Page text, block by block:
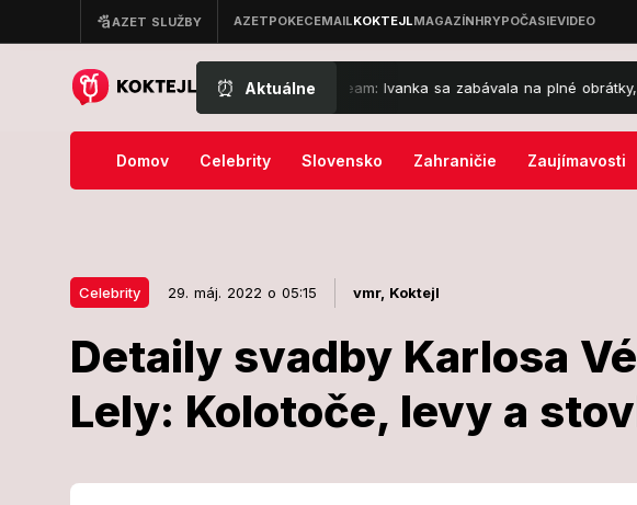
⏰ Aktuálne
prichytení na festivale Lovestream: Ivanka sa zabávala na plné obrátky, no Majo...
Domov Celebrity Slovensko Zahraničie Zaujímavosti
Celebrity 29. máj. 2022 o 05:15 vmr, Koktejl
Detaily svadby Karlosa
Lely: Kolotoče, levy a
Detaily svadby